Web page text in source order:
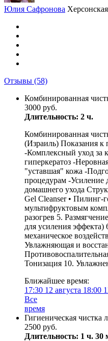
Юлия Сафронова
Отзывы (58)
Комбинированная
3000 руб.
Длительность: 2 ч.
Комбинированная
(Израиль) Показания
-Комплексный уход за
гиперкератоз -
"уставшая" кожа -
процедурам -Усиление
домашнего ухода
Gel Cleanser •
мультифруктовым
разогрев 5.
для усиления эффекта)
механическое
Увлажняющая и
Тонизация 10.
Ближайшее время:
17:30 12 августа 18:00
Все
время
Гигиеническая чистка
2500 руб.
Длительность: 1 ч. 30